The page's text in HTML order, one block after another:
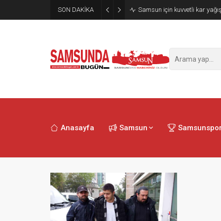
SON DAKİKA Samsun’da polisi alarma
Anasayfa Samsun Samsunspor